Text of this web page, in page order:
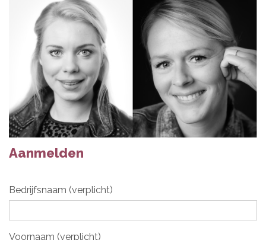
Aanmelden
Bedrijfsnaam (verplicht)
Voornaam (verplicht)